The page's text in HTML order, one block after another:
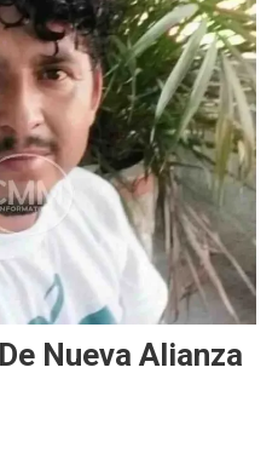
Nueva Alianza